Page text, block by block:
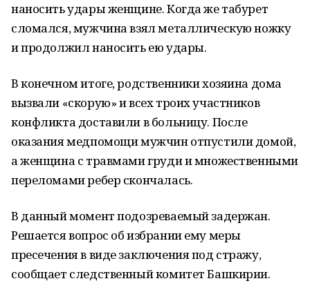
наносить удары женщине. Когда же табурет
сломался, мужчина взял металлическую ножку
и продолжил наносить ею удары.
В конечном итоге, родственники хозяина дома
вызвали «скорую» и всех троих участников
конфликта доставили в больницу. После
оказания медпомощи мужчин отпустили домой,
а женщина с травмами груди и множественными
переломами ребер скончалась.
В данный момент подозреваемый задержан.
Решается вопрос об избрании ему меры
пресечения в виде заключения под стражу,
сообщает следственный комитет Башкирии.